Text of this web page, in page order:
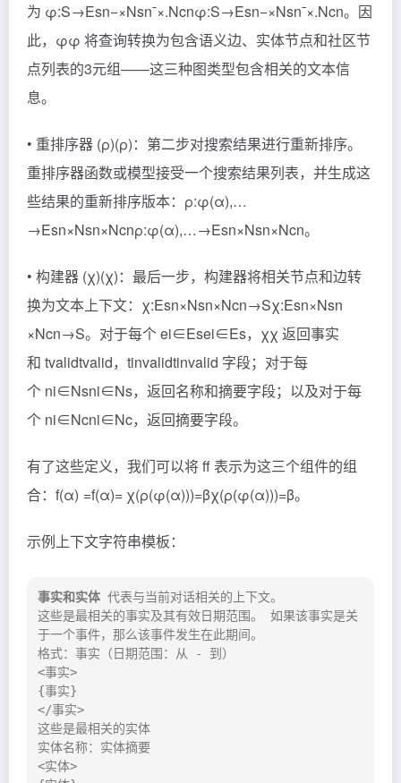
为 φ:S→Esn−×Nsnˉ×.Ncnφ:S→Esn−​×Nsn​ˉ​×.​Ncn​。因
此，φφ 将查询转换为包含语义边、实体节点和社区节
点列表的3元组——这三种图类型包含相关的文本信
息。
• 重排序器 (ρ)(ρ)：第二步对搜索结果进行重新排序。
重排序器函数或模型接受一个搜索结果列表，并生成这
些结果的重新排序版本：ρ:φ(α),…
→Esn×Nsn×Ncnρ:φ(α),…→Esn​×Nsn​×Ncn​。
• 构建器 (χ)(χ)：最后一步，构建器将相关节点和边转
换为文本上下文：χ:Esn×Nsn×Ncn→Sχ:Esn​×Nsn​
×Ncn→S。对于每个 ei∈Esei​∈Es，χχ 返回事实
和 tvalidtvalid​，tinvalidtinvalid​ 字段；对于每
个 ni∈Nsni​∈Ns​，返回名称和摘要字段；以及对于每
个 ni∈Ncni​∈Nc​，返回摘要字段。
有了这些定义，我们可以将 f表示为这三个组件的组
合：f(α) =f(α)= χ(ρ(φ(α)))=βχ(ρ(φ(α)))=β。
示例上下文字符串模板：
事实和实体 代表与当前对话相关的上下文。
这些是最相关的事实及其有效日期范围。 如果该事实是关
于一个事件，那么该事件发生在此期间。
格式：事实（日期范围：从 - 到）
<事实>
{事实}
</事实>
这些是最相关的实体
实体名称：实体摘要
<实体>